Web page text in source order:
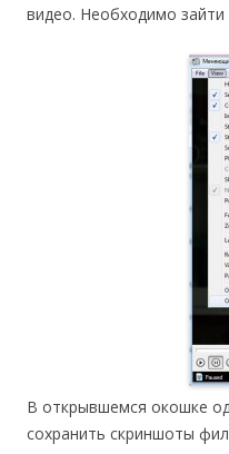
видео. Необходимо
В открывшемся окошке
сохранить скриншоты